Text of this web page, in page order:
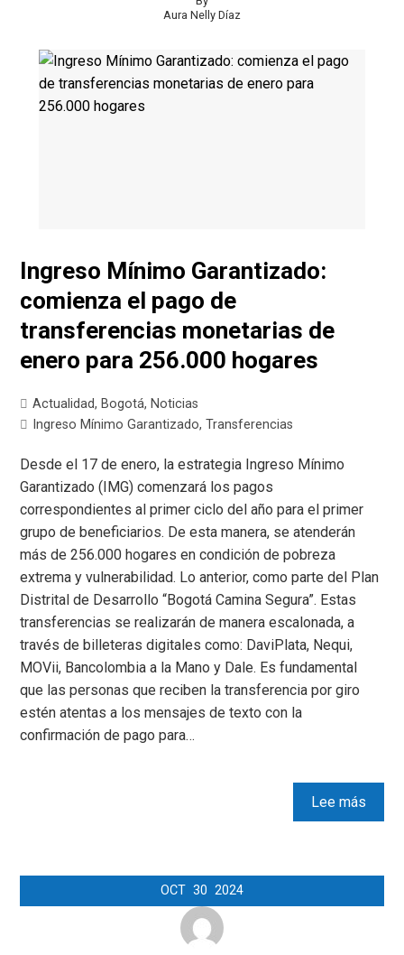
Aura Nelly Díaz
Ingreso Mínimo Garantizado:
comienza el pago de
transferencias monetarias de
enero para 256.000 hogares
Actualidad, Bogotá, Noticias
Ingreso Mínimo Garantizado,Transferencias
Desde el 17 de enero, la estrategia Ingreso Mínimo
Garantizado (IMG) comenzará los pagos
correspondientes al primer ciclo del año para el primer
grupo de beneficiarios. De esta manera, se atenderán
más de 256.000 hogares en condición de pobreza
extrema y vulnerabilidad. Lo anterior, como parte del Plan
Distrital de Desarrollo “Bogotá Camina Segura”. Estas
transferencias se realizarán de manera escalonada, a
través de billeteras digitales como: DaviPlata, Nequi,
MOVii, Bancolombia a la Mano y Dale. Es fundamental
que las personas que reciben la transferencia por giro
estén atentas a los mensajes de texto con la
confirmación de pago para…
Lee más
OCT 30 2024